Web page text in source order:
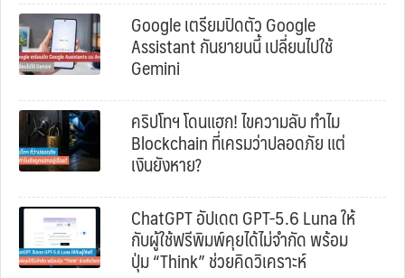
Google เตรียมปิดตัว Google
Assistant กันยายนนี้ เปลี่ยนไปใช้
Gemini
คริปโทฯ โดนแฮก! ไขความลับ ทำไม
Blockchain ที่เครมว่าปลอดภัย แต่
เงินยังหาย?
ChatGPT อัปเดต GPT-5.6 Luna ให้
กับผู้ใช้ฟรีพิมพ์คุยได้ไม่จำกัด พร้อม
ปุ่ม “Think” ช่วยคิดวิเคราะห์